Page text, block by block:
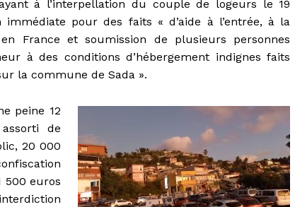
à l’interpellation du couple de logeurs le 19
pour des faits « d’aide à l’entrée, à la
France et soumission de plusieurs personnes
à des conditions d’hébergement indignes faits
la commune de Sada ».
peine 12
de
20 000
500 euros